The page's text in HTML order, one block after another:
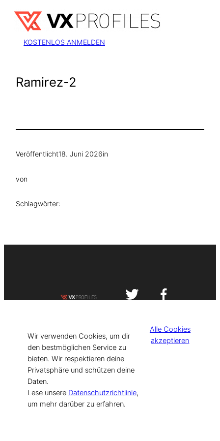
Inhalt
springen
KOSTENLOS ANMELDEN
Ramirez-2
Veröffentlicht18. Juni 2026in
von
Schlagwörter:
[current_year] VISIT-X. Made with
for Models & Influencers!
Wir verwenden Cookies, um dir
den bestmöglichen Service zu
bieten. Wir respektieren deine
Privatsphäre und schützen deine
Daten.
Lese unsere Datenschutzrichtlinie,
um mehr darüber zu erfahren.
Alle Cookies
akzeptieren